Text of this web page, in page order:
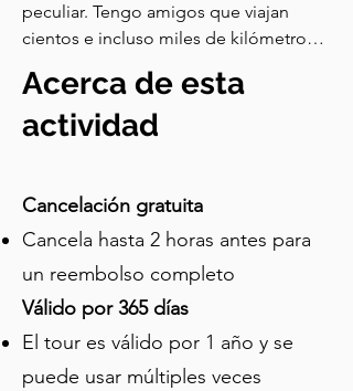
peculiar. Tengo amigos que viajan
cientos e incluso miles de kilómetros
antiguos, cuando justo al lado
tenemos Church Street, la calle de los
amantes de los libros de Bengaluru y
solo en los círculos literarios. Entonces,
demos un paseo por Church Street y
más allá. Para contextualizar, este
paseo comienza en la ciudad vieja, en
los petes -o bazares- donde se
experimenta, entre otras cosas, un
bazar de libros y algunos sitios
históricos, después de lo cual hay un
Acerca de esta
actividad
Cancelación gratuita
Cancela hasta 2 horas antes para
un reembolso completo
Válido por 365 días
El tour es válido por 1 año y se
puede usar múltiples veces